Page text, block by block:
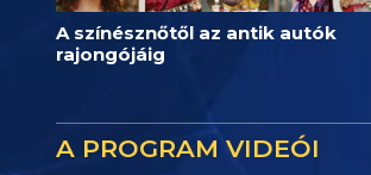
A színésznőtől az antik autók
rajongójáig
A PROGRAM VIDEÓI